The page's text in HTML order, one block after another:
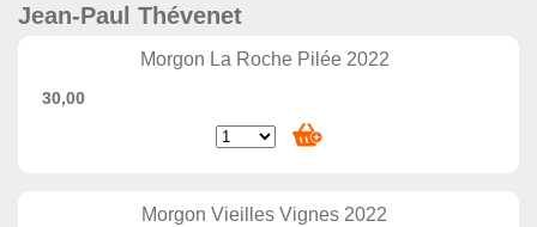
Jean-Paul Thévenet
Morgon La Roche Pilée 2022
30,00
Morgon Vieilles Vignes 2022